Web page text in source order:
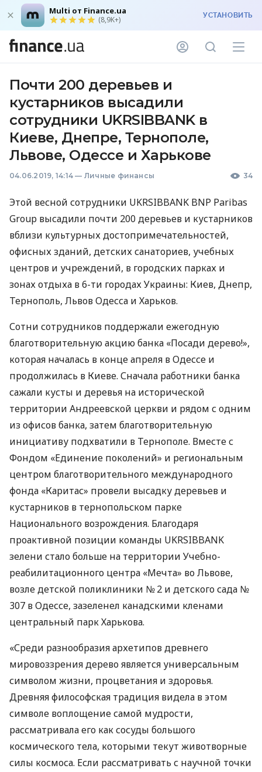
Multi от Finance.ua
(8,9K+) УСТАНОВИТЬ
Почти 200 деревьев и
кустарников высадили
сотрудники UKRSIBBANK в
Киеве, Днепре, Тернополе,
Львове, Одессе и Харькове
04.06.2019, 14:14 — Личные финансы 34
Этой весной сотрудники UKRSIBBANK BNP Paribas
Group высадили почти 200 деревьев и кустарников
вблизи культурных достопримечательностей,
офисных зданий, детских санаториев, учебных
центров и учреждений, в городских парках и
зонах отдыха в 6-ти городах Украины: Киев, Днепр,
Тернополь, Львов Одесса и Харьков.
Сотни сотрудников поддержали ежегодную
благотворительную акцию банка «Посади дерево!»,
которая началась в конце апреля в Одессе и
продолжилась в Киеве. Сначала работники банка
сажали кусты и деревья на исторической
территории Андреевской церкви и рядом с одним
из офисов банка, затем благотворительную
инициативу подхватили в Тернополе. Вместе с
Фондом «Единение поколений» и региональным
центром благотворительного международного
фонда «Каритас» провели высадку деревьев и
кустарников в тернопольском парке
Национального возрождения. Благодаря
проактивной позиции команды UKRSIBBANK
зелени стало больше на территории Учебно-
реабилитационного центра «Мечта» во Львове,
возле детской поликлиники № 2 и детского сада №
307 в Одессе, зазеленел канадскими кленами
центральный парк Харькова.
«Среди разнообразия архетипов древнего
мировоззрения дерево является универсальным
символом жизни, процветания и здоровья.
Древняя философская традиция видела в этом
символе воплощение самой мудрости,
рассматривала его как сосуды большого
космического тела, которыми текут животворные
силы космоса. Если рассматривать с научной точки